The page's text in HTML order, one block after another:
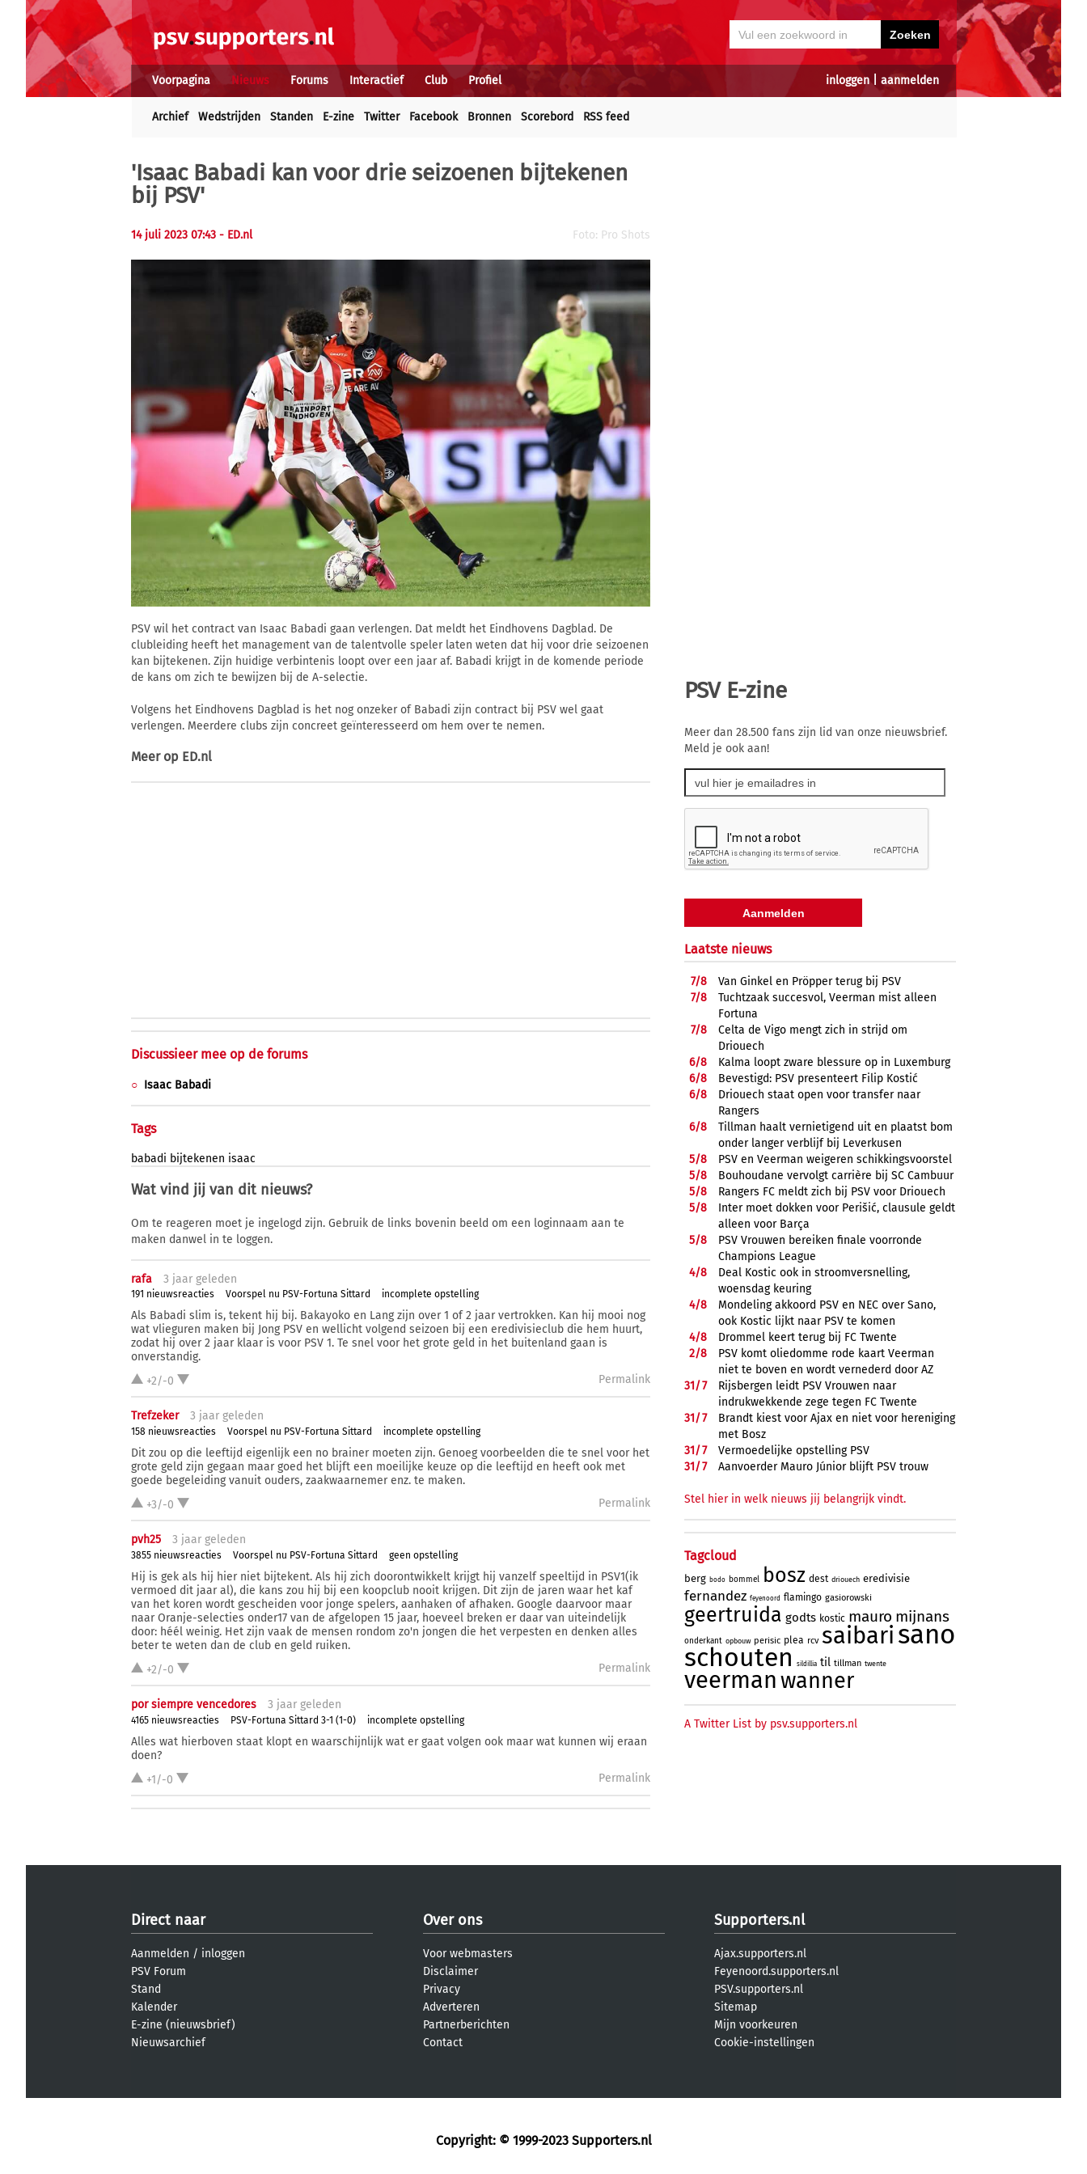
inloggen| aanmelden
Voorpagina Nieuws Forums Interactief Club Profiel
Archief Wedstrijden Standen E-zine Twitter Facebook Bronnen Scorebord RSS feed
'Isaac Babadi kan voor drie seizoenen bijtekenen
bij PSV'
14 juli 2023 07:43 - ED.nl Foto: Pro Shots
PSV wil het contract van Isaac Babadi gaan verlengen. Dat meldt het Eindhovens Dagblad. De
clubleiding heeft het management van de talentvolle speler laten weten dat hij voor drie seizoenen
kan bijtekenen. Zijn huidige verbintenis loopt over een jaar af. Babadi krijgt in de komende periode
de kans om zich te bewijzen bij de A-selectie.
Volgens het Eindhovens Dagblad is het nog onzeker of Babadi zijn contract bij PSV wel gaat
verlengen. Meerdere clubs zijn concreet geïnteresseerd om hem over te nemen.
Meer op ED.nl
Discussieer mee op de forums
Isaac Babadi
Tags
babadi bijtekenen isaac
Wat vind jij van dit nieuws?
Om te reageren moet je ingelogd zijn. Gebruik de links bovenin beeld om een loginnaam aan te
maken danwel in te loggen.
rafa 3 jaar geleden
191 nieuwsreacties Voorspel nu PSV-Fortuna Sittard incomplete opstelling
Als Babadi slim is, tekent hij bij. Bakayoko en Lang zijn over 1 of 2 jaar vertrokken. Kan hij mooi nog
wat vlieguren maken bij Jong PSV en wellicht volgend seizoen bij een eredivisieclub die hem huurt,
zodat hij over 2 jaar klaar is voor PSV 1. Te snel voor het grote geld in het buitenland gaan is
onverstandig.
+2/-0
Permalink
Trefzeker 3 jaar geleden
158 nieuwsreacties Voorspel nu PSV-Fortuna Sittard incomplete opstelling
Dit zou op die leeftijd eigenlijk een no brainer moeten zijn. Genoeg voorbeelden die te snel voor het
grote geld zijn gegaan maar goed het blijft een moeilijke keuze op die leeftijd en heeft ook met
goede begeleiding vanuit ouders, zaakwaarnemer enz. te maken.
+3/-0
Permalink
pvh25 3 jaar geleden
3855 nieuwsreacties Voorspel nu PSV-Fortuna Sittard geen opstelling
Hij is gek als hij hier niet bijtekent. Als hij zich doorontwikkelt krijgt hij vanzelf speeltijd in PSV1(ik
vermoed dit jaar al), die kans zou hij bij een koopclub nooit krijgen. Dit zijn de jaren waar het kaf
van het koren wordt gescheiden voor jonge spelers, aanhaken of afhaken. Google daarvoor maar
naar Oranje-selecties onder17 van de afgelopen 15 jaar, hoeveel breken er daar van uiteindelijk
door: héél weinig. Het zijn vaak de mensen rondom zo'n jongen die het verpesten en denken alles
beter te weten dan de club en geld ruiken.
+2/-0
Permalink
por siempre vencedores 3 jaar geleden
4165 nieuwsreacties PSV-Fortuna Sittard 3-1 (1-0) incomplete opstelling
Alles wat hierboven staat klopt en waarschijnlijk wat er gaat volgen ook maar wat kunnen wij eraan
doen?
+1/-0
Permalink
PSV E-zine
Meer dan 28.500 fans zijn lid van onze nieuwsbrief.
Meld je ook aan!
Laatste nieuws
7/8
Van Ginkel en Pröpper terug bij PSV
7/8
Tuchtzaak succesvol, Veerman mist alleen
Fortuna
7/8
Celta de Vigo mengt zich in strijd om
Driouech
6/8
Kalma loopt zware blessure op in Luxemburg
6/8
Bevestigd: PSV presenteert Filip Kostić
6/8
Driouech staat open voor transfer naar
Rangers
6/8
Tillman haalt vernietigend uit en plaatst bom
onder langer verblijf bij Leverkusen
5/8
PSV en Veerman weigeren schikkingsvoorstel
5/8
Bouhoudane vervolgt carrière bij SC Cambuur
5/8
Rangers FC meldt zich bij PSV voor Driouech
5/8
Inter moet dokken voor Perišić, clausule geldt
alleen voor Barça
5/8
PSV Vrouwen bereiken finale voorronde
Champions League
4/8
Deal Kostic ook in stroomversnelling,
woensdag keuring
4/8
Mondeling akkoord PSV en NEC over Sano,
ook Kostic lijkt naar PSV te komen
4/8
Drommel keert terug bij FC Twente
2/8
PSV komt oliedomme rode kaart Veerman
niet te boven en wordt vernederd door AZ
31/7
Rijsbergen leidt PSV Vrouwen naar
indrukwekkende zege tegen FC Twente
31/7
Brandt kiest voor Ajax en niet voor hereniging
met Bosz
31/7
Vermoedelijke opstelling PSV
31/7 Aanvoerder Mauro Júnior blijft PSV trouw
Stel hier in welk nieuws jij belangrijk vindt.
Tagcloud
berg bodo bommel bosz dest driouech eredivisie
fernandez feyenoord flamingo gasiorowski
geertruida godts kostic mauro mijnans
onderkant opbouw perisic plea rcv saibari sano
schouten sildillia til tillman twente
veermanwanner
A Twitter List by psv.supporters.nl
Direct naar
Aanmelden / inloggen
PSV Forum
Stand
Kalender
E-zine (nieuwsbrief)
Nieuwsarchief
Over ons
Voor webmasters
Disclaimer
Privacy
Adverteren
Partnerberichten
Contact
Supporters.nl
Ajax.supporters.nl
Feyenoord.supporters.nl
PSV.supporters.nl
Sitemap
Mijn voorkeuren
Cookie-instellingen
Copyright: © 1999-2023 Supporters.nl